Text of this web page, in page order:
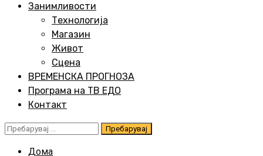
Занимливости
Технологија
Магазин
Живот
Сцена
ВРЕМЕНСКА ПРОГНОЗА
Програма на ТВ ЕДО
Контакт
Пребарувај
Дома